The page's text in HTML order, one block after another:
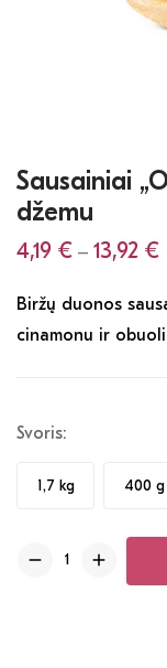
Sausainiai
džemu
4,19 € – 13,92 €
Biržų duonos
cinamonu ir
Svoris:
1,7 kg 400 g